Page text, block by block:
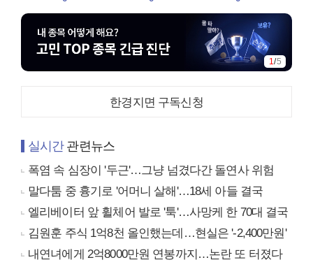
1/5
한경지면 구독신청
실시간관련뉴스
폭염 속 심장이 '두근'…그냥 넘겼다간 돌연사 위험
말다툼 중 흉기로 '어머니 살해'…18세 아들 결국
엘리베이터 앞 휠체어 발로 '툭'…사망케 한 70대 결국
김원훈 주식 1억8천 올인했는데…현실은 '-2,400만원'
내연녀에게 2억8000만원 연봉까지…논란 또 터졌다